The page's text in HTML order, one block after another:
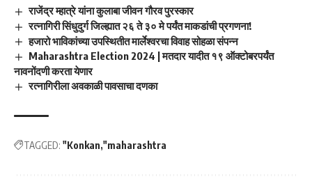
राजेंद्र म्हात्रे यांना कुलाबा जीवन गौरव पुरस्कार
रत्नागिरी सिंधुदुर्ग जिल्ह्यात २६ ते ३० मे पर्यंत माकडांची प्रगणना!
हजारो भाविकांच्या उपस्थितीत मार्लेश्वरचा विवाह सोहळा संपन्न
Maharashtra Election 2024 | मतदार यादीत १९ ऑक्टोबरपर्यंत
नावनोंदणी करता येणार
रत्नागिरीला अवकाळी पावसाचा दणका
TAGGED: "Konkan "maharashtra